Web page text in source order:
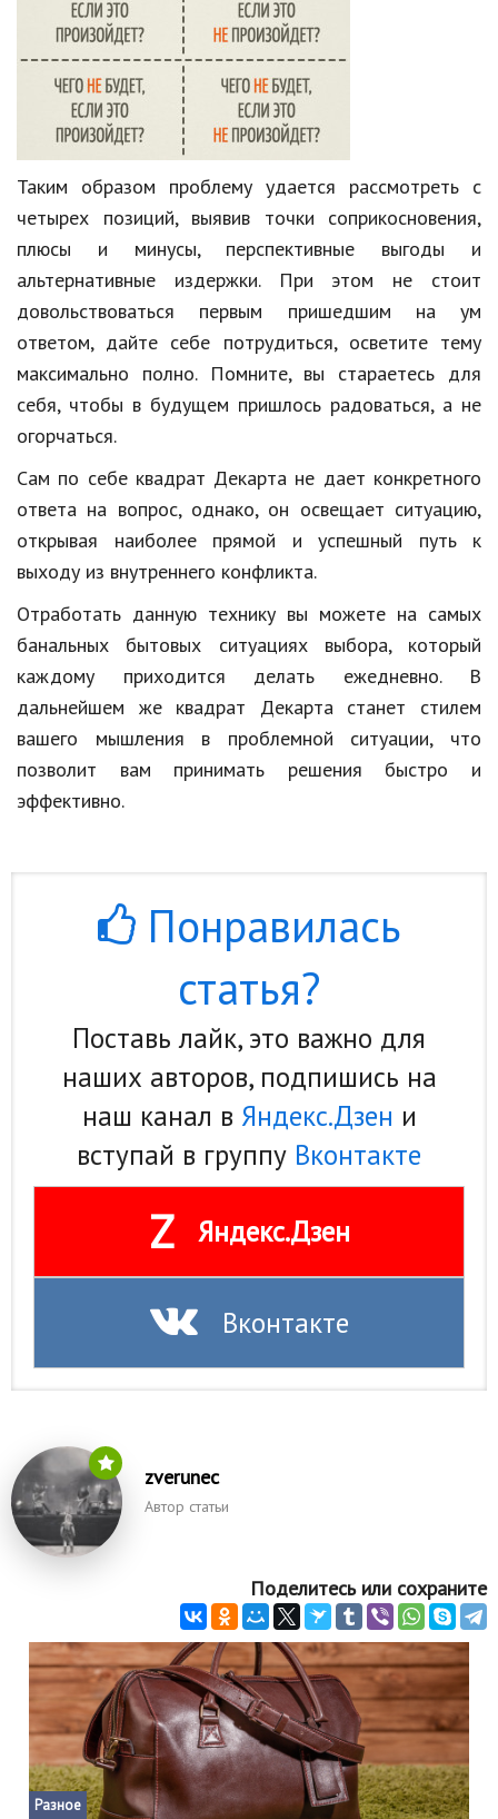
Таким образом проблему удается рассмотреть с
четырех позиций, выявив точки соприкосновения,
плюсы и минусы, перспективные выгоды и
альтернативные издержки. При этом не стоит
довольствоваться первым пришедшим на ум
ответом, дайте себе потрудиться, осветите тему
максимально полно. Помните, вы стараетесь для
себя, чтобы в будущем пришлось радоваться, а не
огорчаться.
Сам по себе квадрат Декарта не дает конкретного
ответа на вопрос, однако, он освещает ситуацию,
открывая наиболее прямой и успешный путь к
выходу из внутреннего конфликта.
Отработать данную технику вы можете на самых
банальных бытовых ситуациях выбора, который
каждому приходится делать ежедневно. В
дальнейшем же квадрат Декарта станет стилем
вашего мышления в проблемной ситуации, что
позволит вам принимать решения быстро и
эффективно.
Понравилась
статья?
Поставь лайк, это важно для
наших авторов, подпишись на
наш канал в Яндекс.Дзен и
вступай в группу Вконтакте
Z Яндекс.Дзен
Вконтакте
zverunec
Автор статьи
Поделитесь или сохраните
Разное